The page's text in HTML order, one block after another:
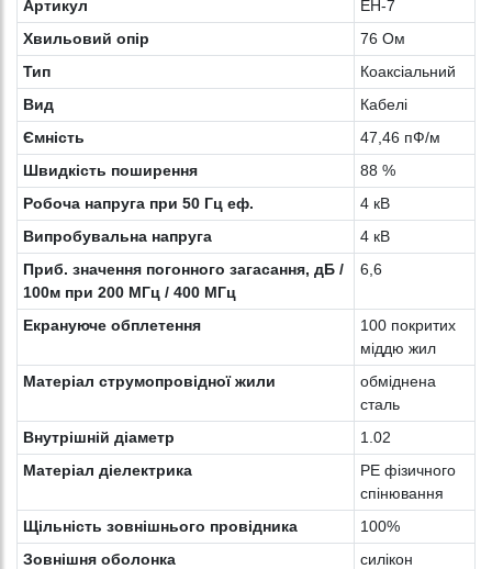
Артикул
EH-7
Хвильовий опір
76 Ом
Тип
Коаксіальний
Вид
Кабелі
Ємність
47,46 пФ/м
Швидкість поширення
88 %
Робоча напруга при 50 Гц еф.
4 кВ
Випробувальна напруга
4 кВ
Приб. значення погонного загасання, дБ /
100м при 200 МГц / 400 МГц
6,6
Екрануюче обплетення
100 покритих
міддю жил
Матеріал струмопровідної жили
обміднена
сталь
Внутрішній діаметр
1.02
Матеріал діелектрика
PE фізичного
спінювання
Щільність зовнішнього провідника
100%
Зовнішня оболонка
силікон